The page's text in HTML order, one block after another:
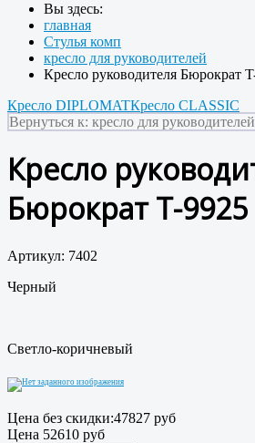
Вы здесь:
главная
Стулья комп
кресло для руководителей
Кресло руководителя Бюрократ
Кресло DIPLOMATКресло CLASSIC
Вернуться к: кресло для руководителей
Кресло
Бюрократ T-9925
Артикул: 7402
Черный
Светло-коричневый
Цена без скидки:47827 руб
Цена 52610 руб